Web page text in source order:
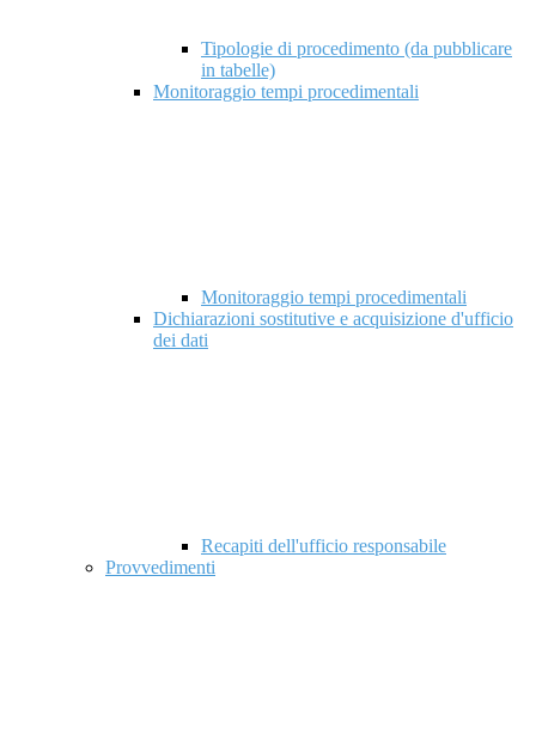
Tipologie di procedimento (da pubblicare
in tabelle)
Monitoraggio tempi procedimentali
Monitoraggio tempi procedimentali
Dichiarazioni sostitutive e acquisizione d'ufficio
dei dati
Recapiti dell'ufficio responsabile
Provvedimenti